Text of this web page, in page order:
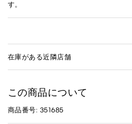
す。
在庫がある近隣店舗
この商品について
商品番号: 351685